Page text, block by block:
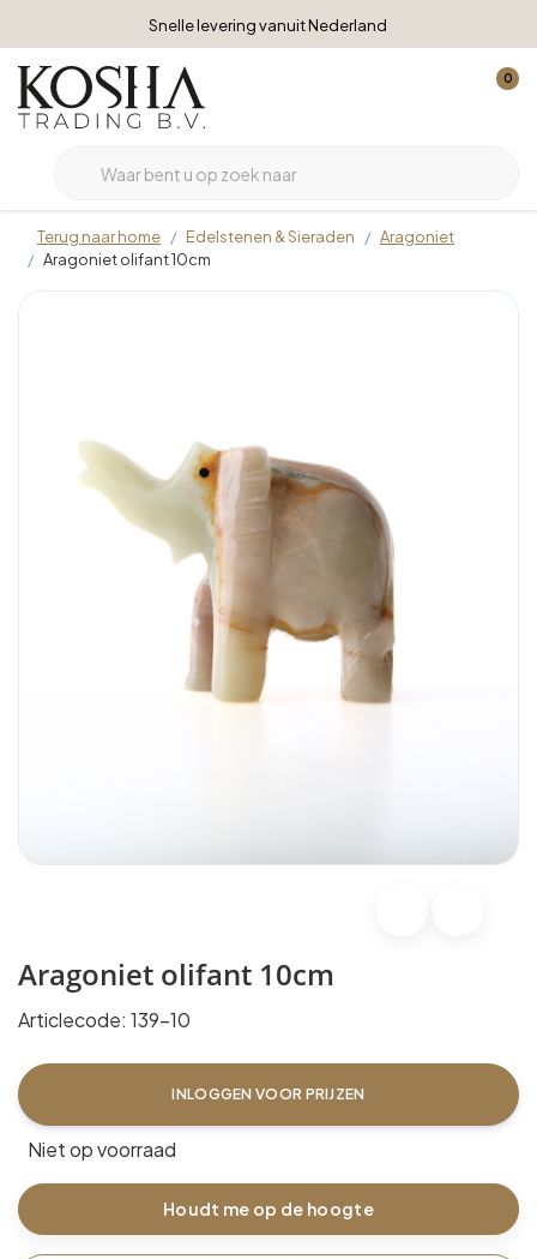
Snelle levering vanuit Nederland
0
Terug naar home Edelstenen & Sieraden
Aragoniet
Aragoniet olifant 10cm
Aragoniet olifant 10cm
Articlecode: 139-10
INLOGGEN VOOR PRIJZEN
Niet op voorraad
Houdt me op de hoogte